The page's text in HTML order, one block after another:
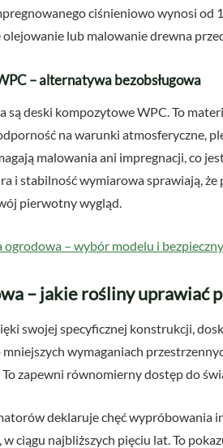
ciśnieniowo wynosi od
lub malowanie drewna
– alternatywa bezobsługowa
deski kompozytowe WPC. To
na warunki atmosferyczne,
malowania ani impregnacji, co
i stabilność wymiarowa sprawiają, że
pierwotny wygląd.
ogrodowa – wybór modelu i
– jakie rośliny uprawiać
swojej specyficznej konstrukcji,
mniejszych wymaganiach
To zapewni równomierny dostęp do
deklaruje chęć wypróbowania
ciągu najbliższych pięciu lat. To